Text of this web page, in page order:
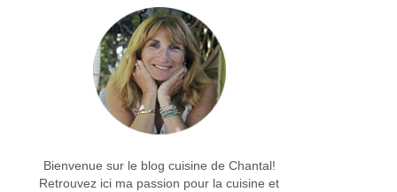
Bienvenue sur le blog cuisine de Chantal!
Retrouvez ici ma passion pour la cuisine et